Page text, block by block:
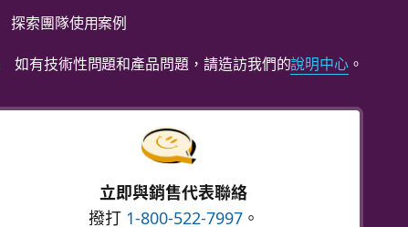
探索團隊使用案例
如有技術性問題和產品問題，請造訪我們的說明中心 。
立即與銷售代表聯絡
撥打 1-800-522-7997。